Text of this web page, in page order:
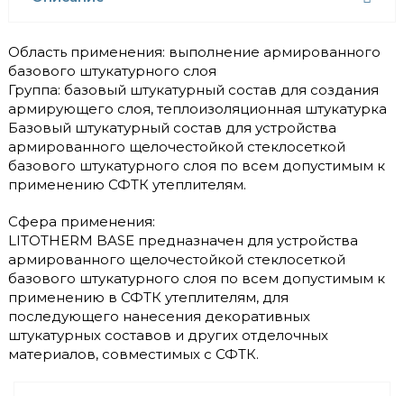
Область применения: выполнение армированного
базового штукатурного слоя
Группа: базовый штукатурный состав для создания
армирующего слоя, теплоизоляционная штукатурка
Базовый штукатурный состав для устройства
армированного щелочестойкой стеклосеткой
базового штукатурного слоя по всем допустимым к
применению СФТК утеплителям.
Сфера применения:
LITOTHERM BASE предназначен для устройства
армированного щелочестойкой стеклосеткой
базового штукатурного слоя по всем допустимым к
применению в СФТК утеплителям, для
последующего нанесения декоративных
штукатурных составов и других отделочных
материалов, совместимых с СФТК.